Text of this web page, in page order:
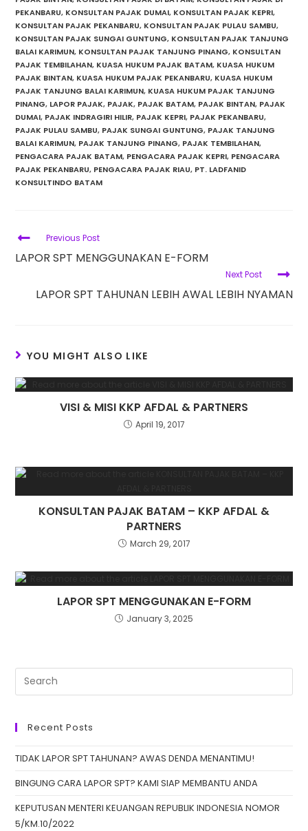
PEKANBARU, KONSULTAN PAJAK DUMAI, KONSULTAN PAJAK KEPRI,
KONSULTAN PAJAK PEKANBARU, KONSULTAN PAJAK PULAU SAMBU,
KONSULTAN PAJAK SUNGAI GUNTUNG, KONSULTAN PAJAK TANJUNG
BALAI KARIMUN, KONSULTAN PAJAK TANJUNG PINANG, KONSULTAN
PAJAK TEMBILAHAN, KUASA HUKUM PAJAK BATAM, KUASA HUKUM
PAJAK BINTAN, KUASA HUKUM PAJAK PEKANBARU, KUASA HUKUM
PAJAK TANJUNG BALAI KARIMUN, KUASA HUKUM PAJAK TANJUNG
PINANG, LAPOR PAJAK, PAJAK, PAJAK BATAM, PAJAK BINTAN, PAJAK
DUMAI, PAJAK INDRAGIRI HILIR, PAJAK KEPRI, PAJAK PEKANBARU,
PAJAK PULAU SAMBU, PAJAK SUNGAI GUNTUNG, PAJAK TANJUNG
BALAI KARIMUN, PAJAK TANJUNG PINANG, PAJAK TEMBILAHAN,
PENGACARA PAJAK BATAM, PENGACARA PAJAK KEPRI, PENGACARA
PAJAK PEKANBARU, PENGACARA PAJAK RIAU, PT. LADFANID
KONSULTINDO BATAM
Previous Post
LAPOR SPT MENGGUNAKAN E-FORM
Next Post
LAPOR SPT TAHUNAN LEBIH AWAL LEBIH NYAMAN
YOU MIGHT ALSO LIKE
VISI & MISI KKP AFDAL & PARTNERS
April 19, 2017
KONSULTAN PAJAK BATAM – KKP AFDAL &
PARTNERS
March 29, 2017
LAPOR SPT MENGGUNAKAN E-FORM
January 3, 2025
Recent Posts
TIDAK LAPOR SPT TAHUNAN? AWAS DENDA MENANTIMU!
BINGUNG CARA LAPOR SPT? KAMI SIAP MEMBANTU ANDA
KEPUTUSAN MENTERI KEUANGAN REPUBLIK INDONESIA NOMOR
5/KM.10/2022